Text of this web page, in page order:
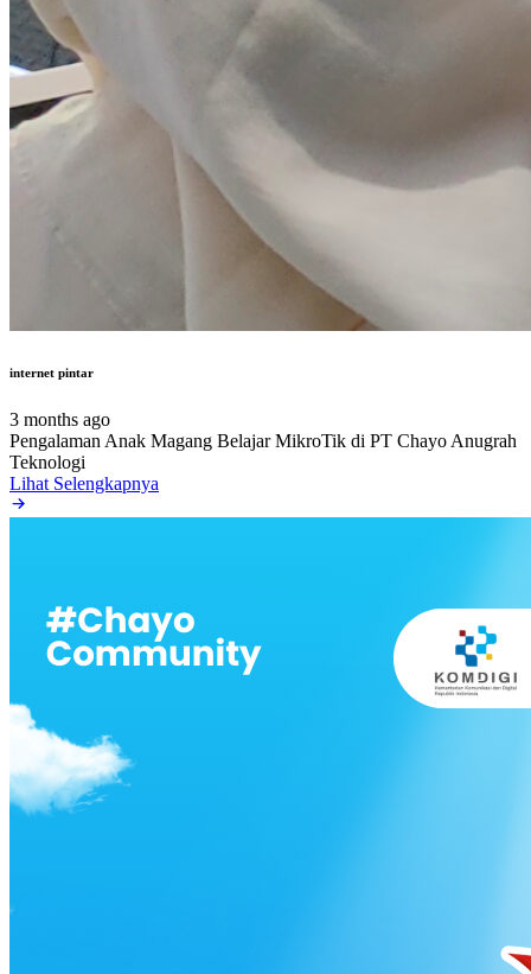
internet pintar
3 months ago
Pengalaman Anak Magang Belajar MikroTik di PT Chayo Anugrah
Teknologi
Lihat Selengkapnya